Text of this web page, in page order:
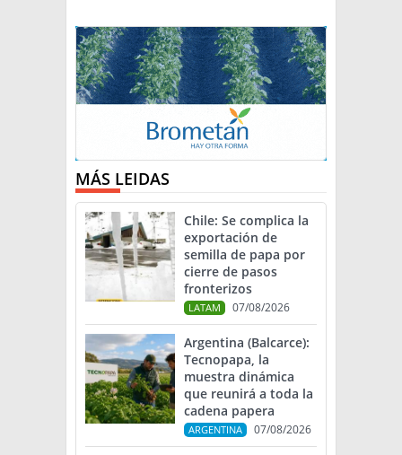
MÁS LEIDAS
Chile: Se complica la
exportación de
semilla de papa por
cierre de pasos
fronterizos
LATAM 07/08/2026
Argentina (Balcarce):
Tecnopapa, la
muestra dinámica
que reunirá a toda la
cadena papera
ARGENTINA 07/08/2026